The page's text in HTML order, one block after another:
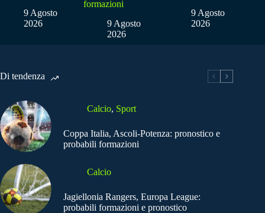
9 Agosto
2026
formazioni
9 Agosto
2026
9 Agosto
2026
Di tendenza
Calcio, Sport
Coppa Italia, Ascoli-Potenza: pronostico e
probabili formazioni
Calcio
Jagiellonia Rangers, Europa League:
probabili formazioni e pronostico